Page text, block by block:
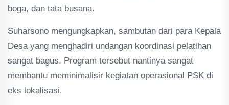
boga, dan tata busana.
Suharsono mengungkapkan, sambutan dari para Kepala
Desa yang menghadiri undangan koordinasi pelatihan
sangat bagus. Program tersebut nantinya sangat
membantu meminimalisir kegiatan operasional PSK di
eks lokalisasi.